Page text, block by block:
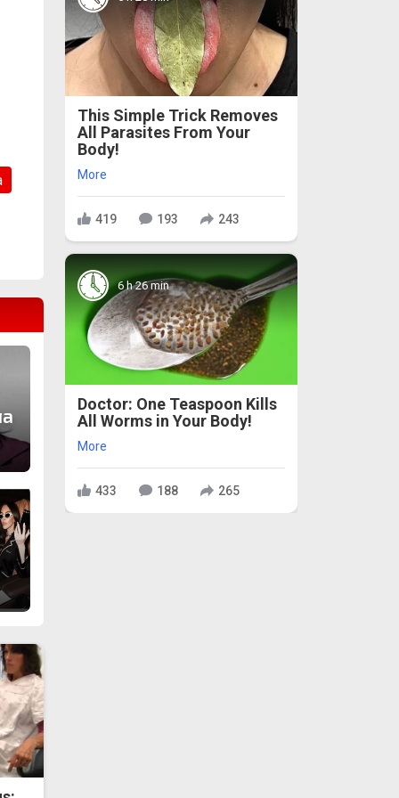
This Simple Trick Removes
All Parasites From Your
Body!
More
419 193 243
6 h 26 min
Doctor: One Teaspoon Kills
All Worms in Your Body!
More
433 188 265